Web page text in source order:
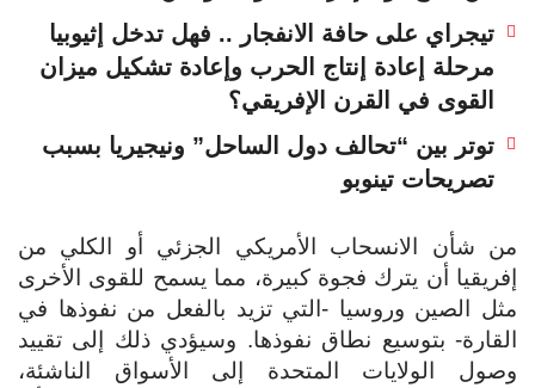
تيجراي على حافة الانفجار .. فهل تدخل إثيوبيا
مرحلة إعادة إنتاج الحرب وإعادة تشكيل ميزان
القوى في القرن الإفريقي؟
توتر بين “تحالف دول الساحل” ونيجيريا بسبب
تصريحات تينوبو
من شأن الانسحاب الأمريكي الجزئي أو الكلي من
إفريقيا أن يترك فجوة كبيرة، مما يسمح للقوى الأخرى
مثل الصين وروسيا -التي تزيد بالفعل من نفوذها في
القارة- بتوسيع نطاق نفوذها. وسيؤدي ذلك إلى تقييد
وصول الولايات المتحدة إلى الأسواق الناشئة،